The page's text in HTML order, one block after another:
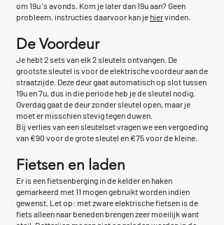
om 19u 's avonds. Kom je later dan 19u aan? Geen
probleem, instructies daarvoor kan je hiervinden.
De Voordeur
Je hebt 2 sets van elk 2 sleutels ontvangen. De
grootste sleutel is voor de elektrische voordeur aan de
straatzijde. Deze deur gaat automatisch op slot tussen
19u en 7u, dus in die periode heb je de sleutel nodig.
Overdag gaat de deur zonder sleutel open, maar je
moet er misschien stevig tegen duwen.
Bij verlies van een sleutelset vragen we een vergoeding
van €90 voor de grote sleutel en €75 voor de kleine.
Fietsen en laden
Er is een fietsenberging in de kelder en haken
gemarkeerd met 11 mogen gebruikt worden indien
gewenst. Let op: met zware elektrische fietsen is de
fiets alleen naar beneden brengen zeer moeilijk want